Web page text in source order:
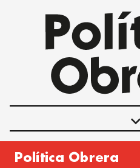
keyboard_arrow_down
Política Obrera